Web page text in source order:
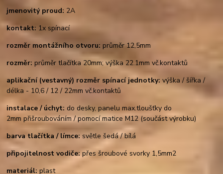
jmenovitý proud: 2A
kontakt: 1x spínací
rozměr montážního otvoru:průměr 12,5mm
rozměr: průměr tlačítka 20mm; výška 22.1mm vč.kontaktů
aplikační (vestavný) rozměr spínací jednotky: výška / šířka /
délka - 10,6 / 12 / 22mm vč.kontaktů
instalace / úchyt:do desky, panelu max.tloušťky do
2mm přišroubováním / pomocí matice M12 (součást výrobku)
barva tlačítka / límce:světle šedá / bílá
připojitelnost vodiče:přes šroubové svorky 1,5mm2
materiál: plast